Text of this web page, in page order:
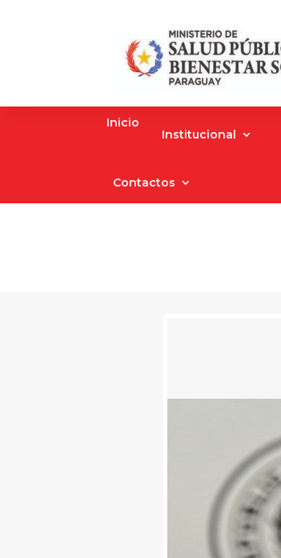
Inicio
Institucional
Contactos